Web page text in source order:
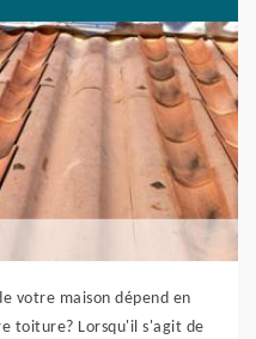
votre maison dépend en
toiture? Lorsqu'il s'agit de